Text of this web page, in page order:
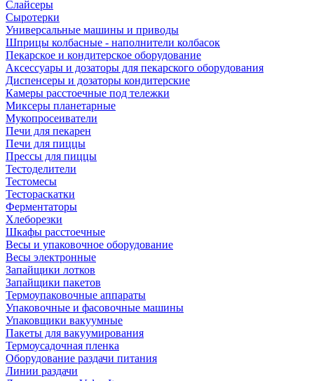
Слайсеры
Сыротерки
Универсальные машины и приводы
Шприцы колбасные - наполнители колбасок
Пекарское и кондитерское оборудование
Аксессуары и дозаторы для пекарского оборудования
Диспенсеры и дозаторы кондитерские
Камеры расстоечные под тележки
Миксеры планетарные
Мукопросеиватели
Печи для пекарен
Печи для пиццы
Прессы для пиццы
Тестоделители
Тестомесы
Тестораскатки
Ферментаторы
Хлеборезки
Шкафы расстоечные
Весы и упаковочное оборудование
Весы электронные
Запайщики лотков
Запайщики пакетов
Термоупаковочные аппараты
Упаковочные и фасовочные машины
Упаковщики вакуумные
Пакеты для вакуумирования
Термоусадочная пленка
Оборудование раздачи питания
Линии раздачи